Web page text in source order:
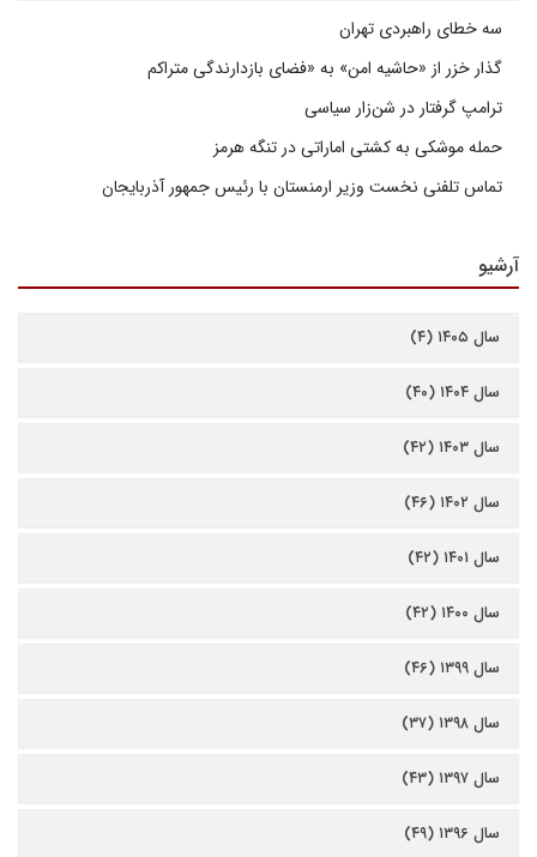
سه خطای راهبردی تهران
گذار خزر از «حاشیه امن» به «فضای بازدارندگی متراکم
ترامپ گرفتار در شن‌زار سیاسی
حمله موشکی به کشتی اماراتی در تنگه هرمز
تماس تلفنی نخست وزیر ارمنستان با رئیس جمهور آذربایجان
آرشیو
سال ۱۴۰۵ (۴)
سال ۱۴۰۴ (۴۰)
سال ۱۴۰۳ (۴۲)
سال ۱۴۰۲ (۴۶)
سال ۱۴۰۱ (۴۲)
سال ۱۴۰۰ (۴۲)
سال ۱۳۹۹ (۴۶)
سال ۱۳۹۸ (۳۷)
سال ۱۳۹۷ (۴۳)
سال ۱۳۹۶ (۴۹)